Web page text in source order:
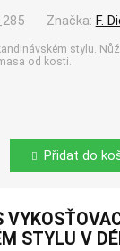
Značka: F.
stylu.
od kosti.
Přidat do
STYLU V